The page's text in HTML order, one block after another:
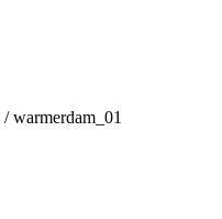
/ warmerdam_01